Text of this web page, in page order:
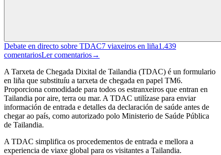
Debate en directo sobre TDAC7 viaxeiros en liña1.439
comentariosLer comentarios→
A Tarxeta de Chegada Dixital de Tailandia (TDAC) é un formulario
en liña que substituíu a tarxeta de chegada en papel TM6.
Proporciona comodidade para todos os estranxeiros que entran en
Tailandia por aire, terra ou mar. A TDAC utilízase para enviar
información de entrada e detalles da declaración de saúde antes de
chegar ao país, como autorizado polo Ministerio de Saúde Pública
de Tailandia.
A TDAC simplifica os procedementos de entrada e mellora a
experiencia de viaxe global para os visitantes a Tailandia.